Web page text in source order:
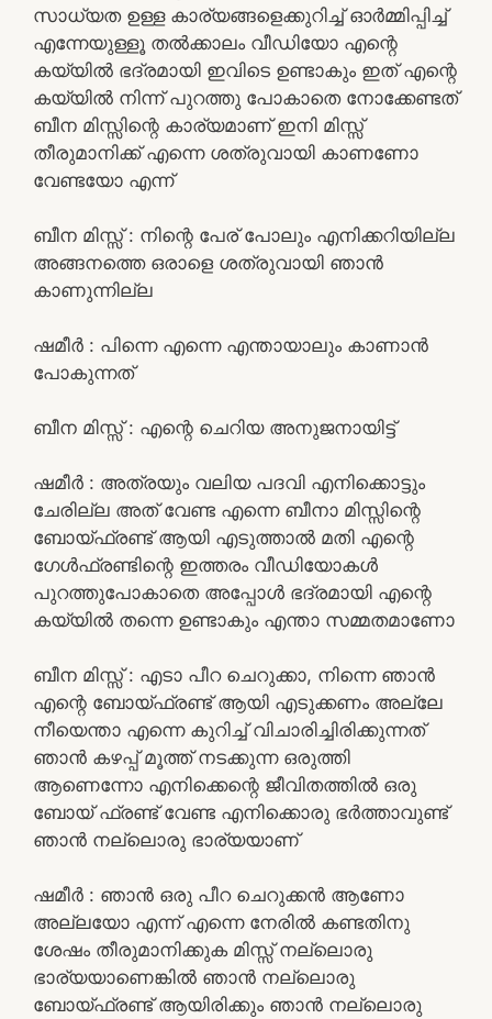
സാധ്യത ഉള്ള കാര്യങ്ങളെക്കുറിച്ച് ഓർമ്മിപ്പിച്ച്
എന്നേയുള്ളൂ തൽക്കാലം വീഡിയോ എന്റെ
കയ്യിൽ ഭദ്രമായി ഇവിടെ ഉണ്ടാകും ഇത് എന്റെ
കയ്യിൽ നിന്ന് പുറത്തു പോകാതെ നോക്കേണ്ടത്
ബീന മിസ്സിന്റെ കാര്യമാണ് ഇനി മിസ്സ്
തീരുമാനിക്ക് എന്നെ ശത്രുവായി കാണണോ
വേണ്ടയോ എന്ന്
ബീന മിസ്സ്‌ : നിന്റെ പേര് പോലും എനിക്കറിയില്ല
അങ്ങനത്തെ ഒരാളെ ശത്രുവായി ഞാൻ
കാണുന്നില്ല
ഷമീർ : പിന്നെ എന്നെ എന്തായാലും കാണാൻ
പോകുന്നത്
ബീന മിസ്സ്‌ : എന്റെ ചെറിയ അനുജനായിട്ട്
ഷമീർ : അത്രയും വലിയ പദവി എനിക്കൊട്ടും
ചേരില്ല അത് വേണ്ട എന്നെ ബീനാ മിസ്സിന്റെ
ബോയ്ഫ്രണ്ട് ആയി എടുത്താൽ മതി എന്റെ
ഗേൾഫ്രണ്ടിന്റെ ഇത്തരം വീഡിയോകൾ
പുറത്തുപോകാതെ അപ്പോൾ ഭദ്രമായി എന്റെ
കയ്യിൽ തന്നെ ഉണ്ടാകും എന്താ സമ്മതമാണോ
ബീന മിസ്സ്‌ : എടാ പീറ ചെറുക്കാ, നിന്നെ ഞാൻ
എന്റെ ബോയ്ഫ്രണ്ട് ആയി എടുക്കണം അല്ലേ
നീയെന്താ എന്നെ കുറിച്ച് വിചാരിച്ചിരിക്കുന്നത്
ഞാൻ കഴപ്പ് മൂത്ത് നടക്കുന്ന ഒരുത്തി
ആണെന്നോ എനിക്കെന്റെ ജീവിതത്തിൽ ഒരു
ബോയ് ഫ്രണ്ട് വേണ്ട എനിക്കൊരു ഭർത്താവുണ്ട്
ഞാൻ നല്ലൊരു ഭാര്യയാണ്
ഷമീർ : ഞാൻ ഒരു പീറ ചെറുക്കൻ ആണോ
അല്ലയോ എന്ന് എന്നെ നേരിൽ കണ്ടതിനു
ശേഷം തീരുമാനിക്കുക മിസ്സ് നല്ലൊരു
ഭാര്യയാണെങ്കിൽ ഞാൻ നല്ലൊരു
ബോയ്ഫ്രണ്ട് ആയിരിക്കും ഞാൻ നല്ലൊരു